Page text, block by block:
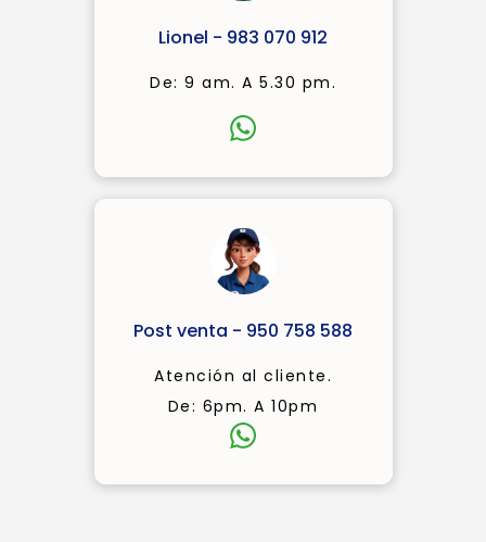
Lionel - 983 070 912
De: 9 am. A 5.30 pm.
Post venta - 950 758 588
Atención al cliente.
De: 6pm. A 10pm